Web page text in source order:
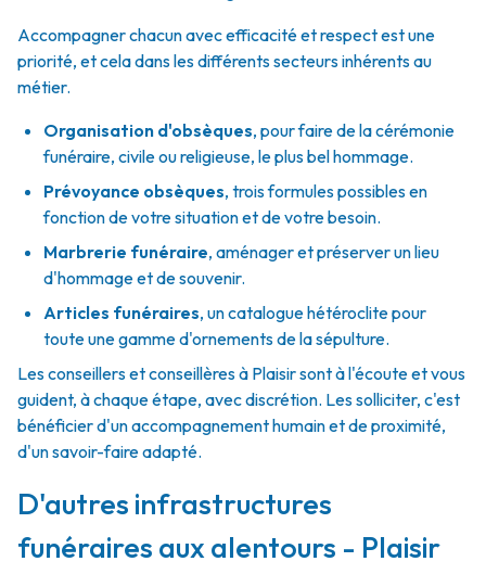
Accompagner chacun avec efficacité et respect est une
priorité, et cela dans les différents secteurs inhérents au
métier.
Organisation d'obsèques, pour faire de la cérémonie
funéraire, civile ou religieuse, le plus bel hommage.
Prévoyance obsèques, trois formules possibles en
fonction de votre situation et de votre besoin.
Marbrerie funéraire, aménager et préserver un lieu
d'hommage et de souvenir.
Articles funéraires, un catalogue hétéroclite pour
toute une gamme d'ornements de la sépulture.
Les conseillers et conseillères à Plaisir sont à l'écoute et vous
guident, à chaque étape, avec discrétion. Les solliciter, c'est
bénéficier d'un accompagnement humain et de proximité,
d'un savoir-faire adapté.
D'autres infrastructures
funéraires aux alentours - Plaisir